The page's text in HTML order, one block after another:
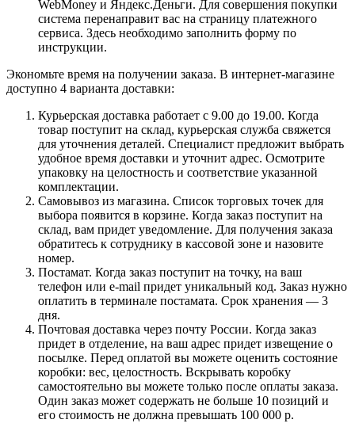
WebMoney и Яндекс.Деньги. Для совершения покупки
система перенаправит вас на страницу платежного
сервиса. Здесь необходимо заполнить форму по
инструкции.
Экономьте время на получении заказа. В интернет-магазине
доступно 4 варианта доставки:
Курьерская доставка работает с 9.00 до 19.00. Когда
товар поступит на склад, курьерская служба свяжется
для уточнения деталей. Специалист предложит выбрать
удобное время доставки и уточнит адрес. Осмотрите
упаковку на целостность и соответствие указанной
комплектации.
Самовывоз из магазина. Список торговых точек для
выбора появится в корзине. Когда заказ поступит на
склад, вам придет уведомление. Для получения заказа
обратитесь к сотруднику в кассовой зоне и назовите
номер.
Постамат. Когда заказ поступит на точку, на ваш
телефон или e-mail придет уникальный код. Заказ нужно
оплатить в терминале постамата. Срок хранения — 3
дня.
Почтовая доставка через почту России. Когда заказ
придет в отделение, на ваш адрес придет извещение о
посылке. Перед оплатой вы можете оценить состояние
коробки: вес, целостность. Вскрывать коробку
самостоятельно вы можете только после оплаты заказа.
Один заказ может содержать не больше 10 позиций и
его стоимость не должна превышать 100 000 р.